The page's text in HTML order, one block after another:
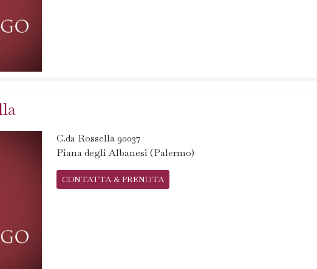
C.da Rossella 90037
Piana degli Albanesi (Palermo)
CONTATTA & PRENOTA